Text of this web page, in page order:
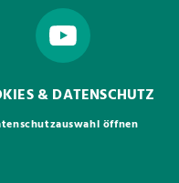
& DATENSCHUTZ
öffnen